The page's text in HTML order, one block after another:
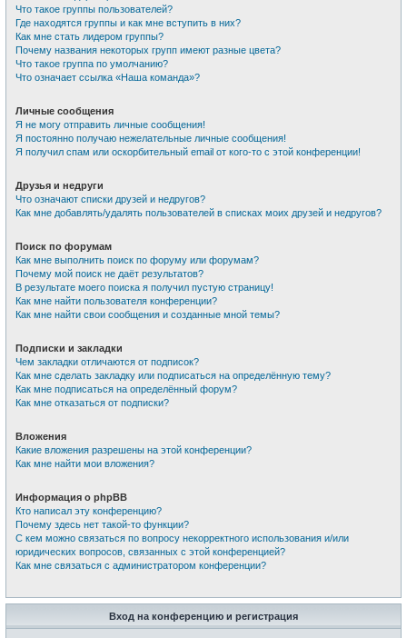
Что такое группы пользователей?
Где находятся группы и как мне вступить в них?
Как мне стать лидером группы?
Почему названия некоторых групп имеют разные цвета?
Что такое группа по умолчанию?
Что означает ссылка «Наша команда»?
Личные сообщения
Я не могу отправить личные сообщения!
Я постоянно получаю нежелательные личные сообщения!
Я получил спам или оскорбительный email от кого-то с этой конференции!
Друзья и недруги
Что означают списки друзей и недругов?
Как мне добавлять/удалять пользователей в списках моих друзей и недругов?
Поиск по форумам
Как мне выполнить поиск по форуму или форумам?
Почему мой поиск не даёт результатов?
В результате моего поиска я получил пустую страницу!
Как мне найти пользователя конференции?
Как мне найти свои сообщения и созданные мной темы?
Подписки и закладки
Чем закладки отличаются от подписок?
Как мне сделать закладку или подписаться на определённую тему?
Как мне подписаться на определённый форум?
Как мне отказаться от подписки?
Вложения
Какие вложения разрешены на этой конференции?
Как мне найти мои вложения?
Информация о phpBB
Кто написал эту конференцию?
Почему здесь нет такой-то функции?
С кем можно связаться по вопросу некорректного использования и/или
юридических вопросов, связанных с этой конференцией?
Как мне связаться с администратором конференции?
Вход на конференцию и регистрация